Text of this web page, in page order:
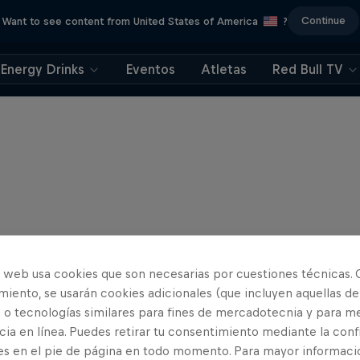
Want to see content from United States of America ? Continue
Energy Drinks Eventos Atletas Red Bull TV
web usa cookies que son necesarias por cuestiones técnicas.
se usarán cookies adicionales (que incluyen aquellas de
tecnologías similares para fines de mercadotecnia y para
en línea. Puedes retirar tu consentimiento mediante la
en el pie de página en todo momento. Para mayor